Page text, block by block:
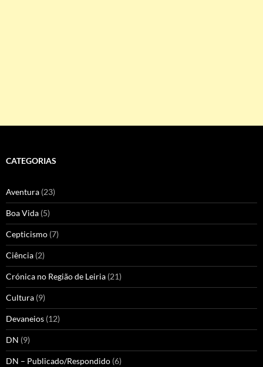
CATEGORIAS
Aventura (23)
Boa Vida (5)
Cepticismo (7)
Ciência (2)
Crónica no Região de Leiria (21)
Cultura (9)
Devaneios (12)
DN (9)
DN – Publicado/Respondido (6)